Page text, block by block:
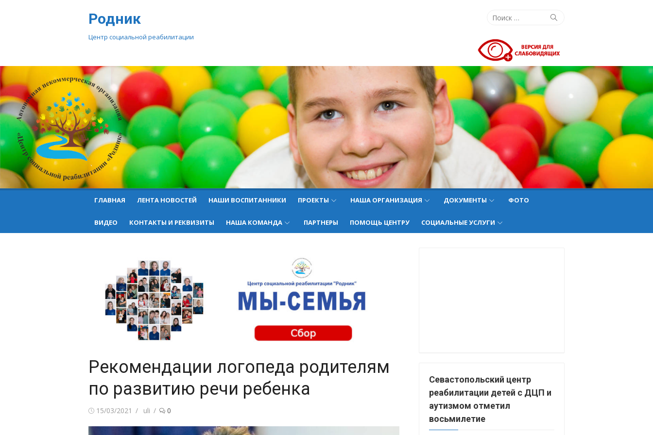
Родник
Центр социальной реабилитации
Поиск: Поиск
ГЛАВНАЯ ЛЕНТА НОВОСТЕЙ НАШИ ВОСПИТАННИКИ ПРОЕКТЫ НАША ОРГАНИЗАЦИЯ ДОКУМЕНТЫ ФОТО
ВИДЕО КОНТАКТЫ И РЕКВИЗИТЫ НАША КОМАНДА ПАРТНЕРЫ ПОМОЩЬ ЦЕНТРУ СОЦИАЛЬНЫЕ УСЛУГИ
Рекомендации логопеда родителям
по развитию речи ребенка
Posted
15/03/2021 Author
uli 0
Севастопольский центр
реабилитации детей с ДЦП и
аутизмом отметил
восьмилетие